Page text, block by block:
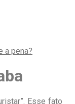
a pena?
Esse fato